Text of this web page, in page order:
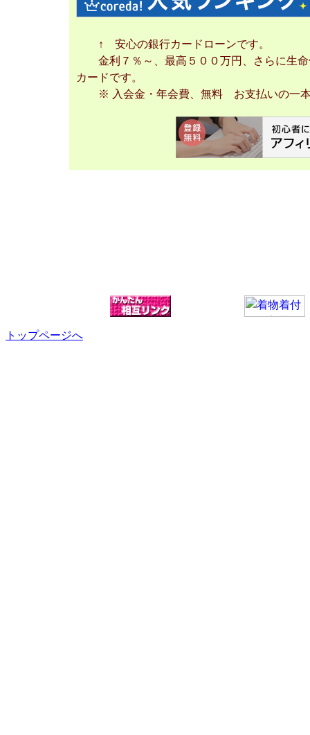
↑ 安心の銀行カードローンです。
金利７％～、最高５００万円、さらに生命
カードです。
※ 入会金・年会費、無料 お支払いの一本
トップページへ